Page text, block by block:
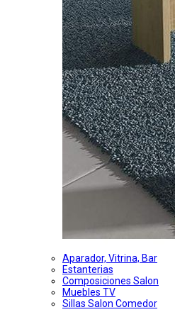
Aparador, Vitrina, Bar
Estanterias
Composiciones Salon
Muebles TV
Sillas Salon Comedor